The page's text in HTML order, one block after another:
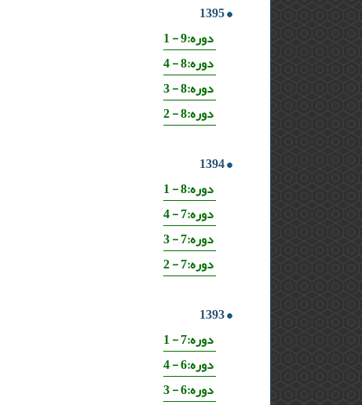
1395
دوره:9 - 1
دوره:8 - 4
دوره:8 - 3
دوره:8 - 2
1394
دوره:8 - 1
دوره:7 - 4
دوره:7 - 3
دوره:7 - 2
1393
دوره:7 - 1
دوره:6 - 4
دوره:6 - 3